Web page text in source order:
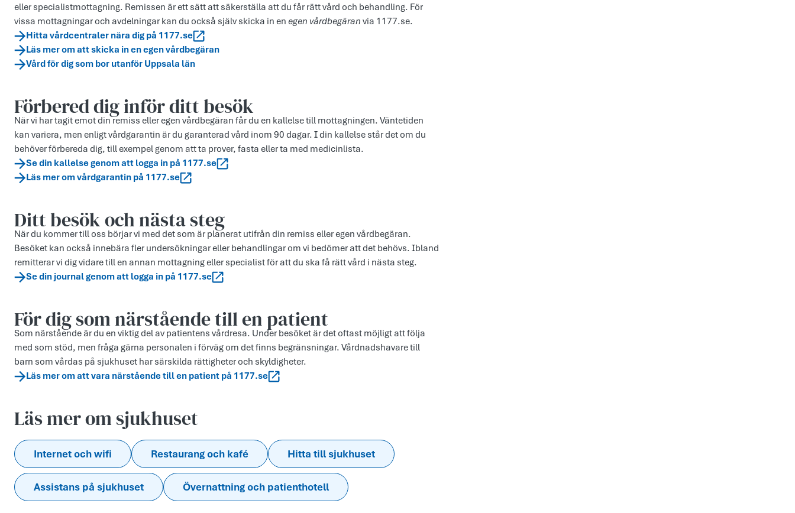
eller specialistmottagning. Remissen är ett sätt att säkerställa att du får rätt vård och behandling. För
vissa mottagningar och avdelningar kan du också själv skicka in en egen vårdbegäran via 1177.se.
Hitta vårdcentraler nära dig på 1177.se
Läs mer om att skicka in en egen vårdbegäran
Vård för dig som bor utanför Uppsala län
Förbered dig inför ditt besök
När vi har tagit emot din remiss eller egen vårdbegäran får du en kallelse till mottagningen. Väntetiden
kan variera, men enligt vårdgarantin är du garanterad vård inom 90 dagar. I din kallelse står det om du
behöver förbereda dig, till exempel genom att ta prover, fasta eller ta med medicinlista.
Se din kallelse genom att logga in på 1177.se
Läs mer om vårdgarantin på 1177.se
Ditt besök och nästa steg
När du kommer till oss börjar vi med det som är planerat utifrån din remiss eller egen vårdbegäran.
Besöket kan också innebära fler undersökningar eller behandlingar om vi bedömer att det behövs. Ibland
remitterar vi dig vidare till en annan mottagning eller specialist för att du ska få rätt vård i nästa steg.
Se din journal genom att logga in på 1177.se
För dig som närstående till en patient
Som närstående är du en viktig del av patientens vårdresa. Under besöket är det oftast möjligt att följa
med som stöd, men fråga gärna personalen i förväg om det finns begränsningar. Vårdnadshavare till
barn som vårdas på sjukhuset har särskilda rättigheter och skyldigheter.
Läs mer om att vara närstående till en patient på 1177.se
Läs mer om sjukhuset
Internet och wifi Restaurang och kafé Hitta till sjukhuset
Assistans på sjukhuset Övernattning och patienthotell